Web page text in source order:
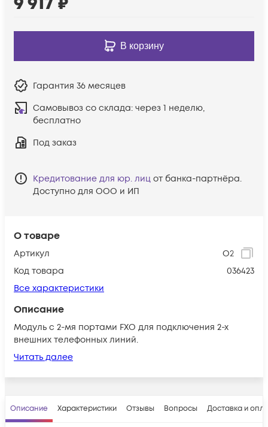
О товаре
Артикул
O2
Код товара
036423
Все характеристики
Описание
Модуль с 2-мя портами FXO для подключения 2-х
внешних телефонных линий.
Читать далее
В корзину
Гарантия 36 месяцев
Самовывоз со склада: через 1 неделю,
бесплатно
Под заказ
Кредитование для юр. лиц от банка-партнёра.
Доступно для ООО и ИП
Описание Характеристики Отзывы Вопросы Доставка и